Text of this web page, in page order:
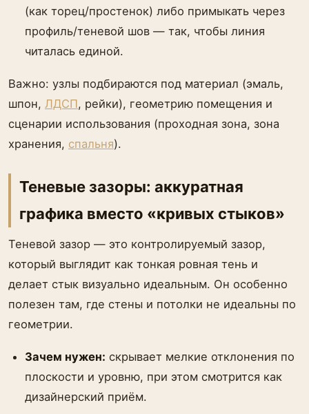
(как торец/простенок) либо примыкать через
профиль/теневой шов — так, чтобы линия
читалась единой.
Важно: узлы подбираются под материал (эмаль,
шпон, ЛДСП, рейки), геометрию помещения и
сценарии использования (проходная зона, зона
хранения, спальня).
Теневые зазоры: аккуратная
графика вместо «кривых стыков»
Теневой зазор — это контролируемый зазор,
который выглядит как тонкая ровная тень и
делает стык визуально идеальным. Он особенно
полезен там, где стены и потолки не идеальны по
геометрии.
Зачем нужен: скрывает мелкие отклонения по
плоскости и уровню, при этом смотрится как
дизайнерский приём.